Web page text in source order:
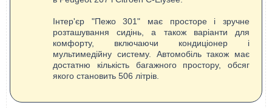
Інтер'єр "Пежо 301" має просторе і зручне
розташування сидінь, а також варіанти для
комфорту, включаючи кондиціонер і
мультимедійну систему. Автомобіль також має
достатню кількість багажного простору, обсяг
якого становить 506 літрів.